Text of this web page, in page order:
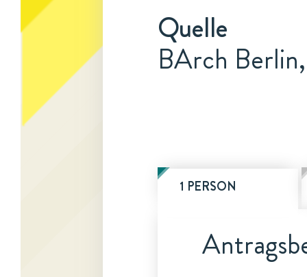
Quelle
BArch
1 PERSON